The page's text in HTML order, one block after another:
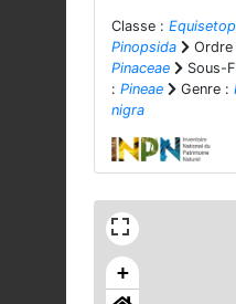
Classe :
Pinopsida
Ordre
Pinaceae
Sous-
: Pineae Genre :
nigra
+